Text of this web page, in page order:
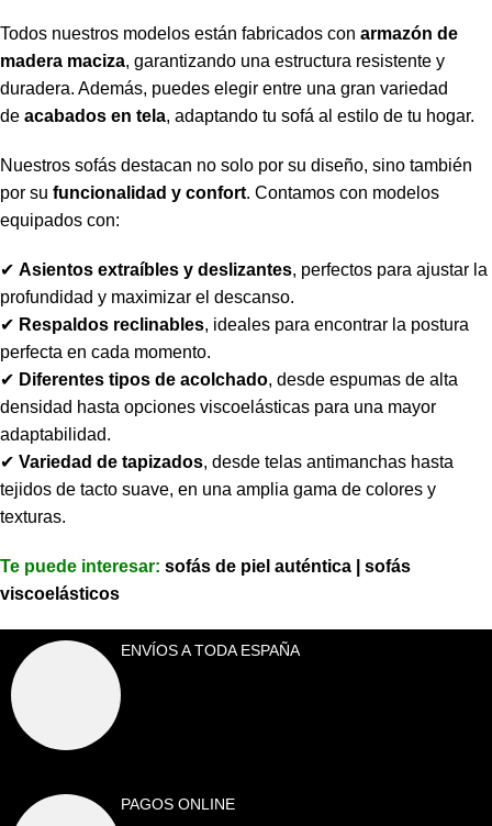
Todos nuestros modelos están fabricados con armazón de
madera maciza, garantizando una estructura resistente y
duradera. Además, puedes elegir entre una gran variedad
de acabados en tela, adaptando tu sofá al estilo de tu hogar.
Nuestros sofás destacan no solo por su diseño, sino también
por su funcionalidad y confort. Contamos con modelos
equipados con:
✔ Asientos extraíbles y deslizantes, perfectos para ajustar la
profundidad y maximizar el descanso.
✔ Respaldos reclinables, ideales para encontrar la postura
perfecta en cada momento.
✔ Diferentes tipos de acolchado, desde espumas de alta
densidad hasta opciones viscoelásticas para una mayor
adaptabilidad.
✔ Variedad de tapizados, desde telas antimanchas hasta
tejidos de tacto suave, en una amplia gama de colores y
texturas.
Te puede interesar: sofás de piel auténtica | sofás
viscoelásticos
ENVÍOS A TODA ESPAÑA
PAGOS ONLINE